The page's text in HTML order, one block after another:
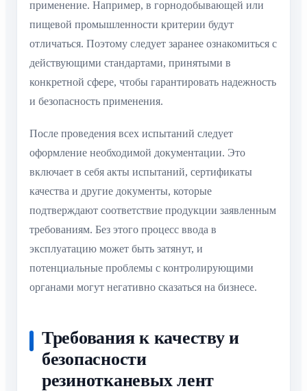
применение. Например, в горнодобывающей или
пищевой промышленности критерии будут
отличаться. Поэтому следует заранее ознакомиться с
действующими стандартами, принятыми в
конкретной сфере, чтобы гарантировать надежность
и безопасность применения.
После проведения всех испытаний следует
оформление необходимой документации. Это
включает в себя акты испытаний, сертификаты
качества и другие документы, которые
подтверждают соответствие продукции заявленным
требованиям. Без этого процесс ввода в
эксплуатацию может быть затянут, и
потенциальные проблемы с контролирующими
органами могут негативно сказаться на бизнесе.
Требования к качеству и
безопасности
резинотканевых лент